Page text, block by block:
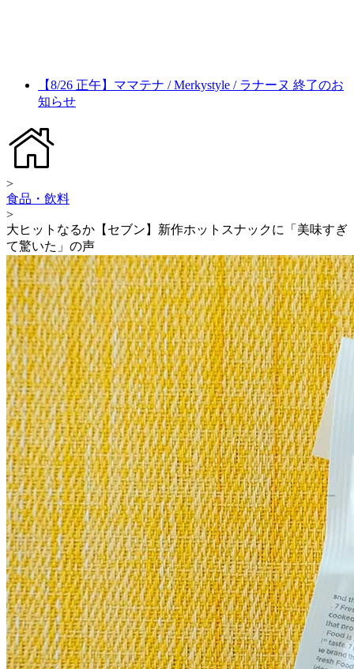
【8/26 正午】ママテナ / Merkystyle / ラナーヌ 終了のお
知らせ
>
食品・飲料
>
大ヒットなるか【セブン】新作ホットスナックに「美味すぎ
て驚いた」の声